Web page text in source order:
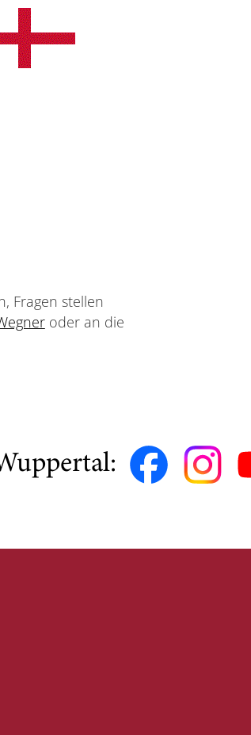
Fragen stellen
oder an die